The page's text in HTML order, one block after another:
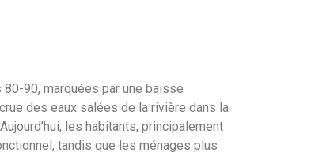
90, marquées par une baisse
des eaux salées de la rivière dans la
les habitants, principalement
tandis que les ménages plus